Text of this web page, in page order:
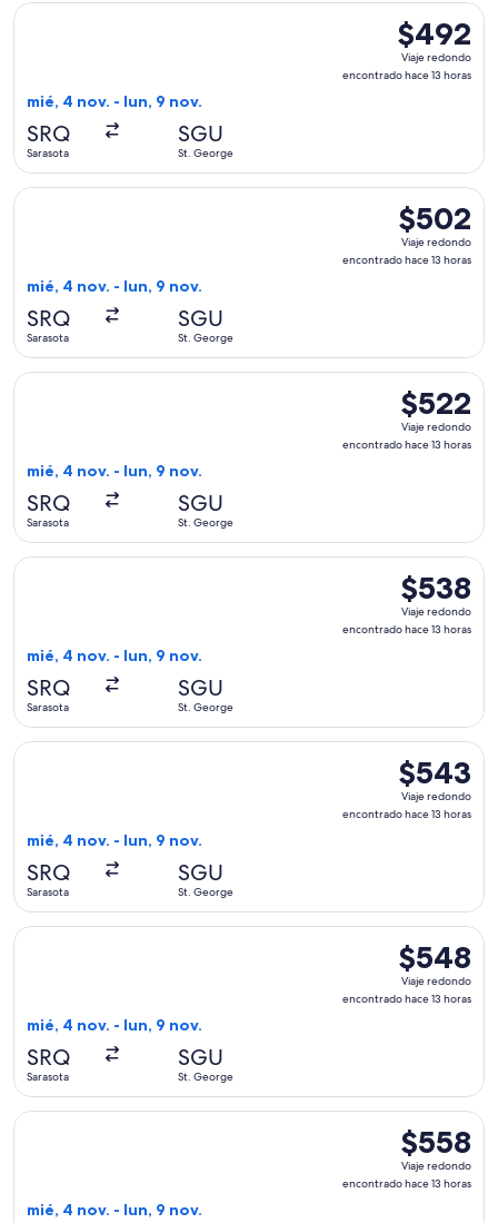
$492
Viaje
redondo,
$492
Viaje redondo
encontrado hace 13 horas
mié, 4 nov. - lun, 9 nov.
SRQ
Sarasota
SGU
St. George
Seleccionar vuelo de American Airlines, con salida el mié,
$502
Viaje
redondo,
$502
Viaje redondo
encontrado hace 13 horas
mié, 4 nov. - lun, 9 nov.
SRQ
Sarasota
SGU
St. George
Seleccionar vuelo de American Airlines, con salida el mié,
$522
Viaje
redondo,
$522
Viaje redondo
encontrado hace 13 horas
mié, 4 nov. - lun, 9 nov.
SRQ
Sarasota
SGU
St. George
Seleccionar vuelo de American Airlines, con salida el mié,
$538
Viaje
redondo,
$538
Viaje redondo
encontrado hace 13 horas
mié, 4 nov. - lun, 9 nov.
SRQ
Sarasota
SGU
St. George
Seleccionar vuelo de American Airlines, con salida el mié,
$543
Viaje
redondo,
$543
Viaje redondo
encontrado hace 13 horas
mié, 4 nov. - lun, 9 nov.
SRQ
Sarasota
SGU
St. George
Seleccionar vuelo de American Airlines, con salida el mié,
$548
Viaje
redondo,
$548
Viaje redondo
encontrado hace 13 horas
mié, 4 nov. - lun, 9 nov.
SRQ
Sarasota
SGU
St. George
Seleccionar vuelo de Delta, con salida el mié, 4 nov. desde
$558
Viaje
redondo,
$558
Viaje redondo
encontrado hace 13 horas
mié, 4 nov. - lun, 9 nov.
Seleccionar vuelo de Delta, con salida el mié, 4 nov. desde